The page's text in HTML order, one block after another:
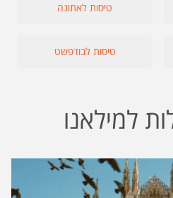
טיסות לאתונה
טיסות לבודפשט
למילאנו